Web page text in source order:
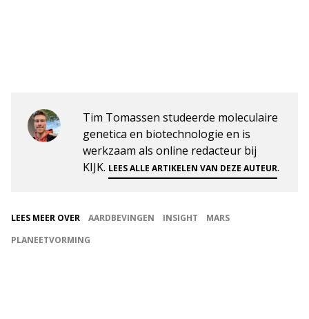
Tim Tomassen studeerde moleculaire
genetica en biotechnologie en is
werkzaam als online redacteur bij
KIJK. LEES ALLE ARTIKELEN VAN DEZE AUTEUR.
LEES MEER OVER AARDBEVINGEN INSIGHT
MARS
PLANEETVORMING